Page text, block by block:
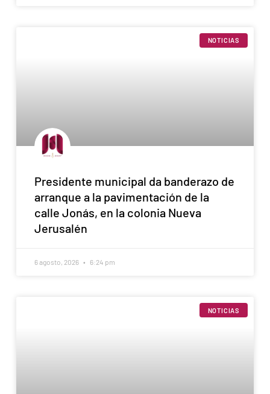
NOTICIAS
Presidente municipal da banderazo de
arranque a la pavimentación de la
calle Jonás, en la colonia Nueva
Jerusalén
6 agosto, 2026 6:24 pm
NOTICIAS